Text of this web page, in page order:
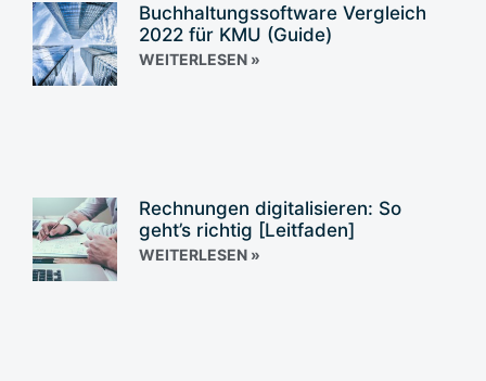
Buchhaltungssoftware Vergleich
2022 für KMU (Guide)
WEITERLESEN »
Rechnungen digitalisieren: So
geht’s richtig [Leitfaden]
WEITERLESEN »